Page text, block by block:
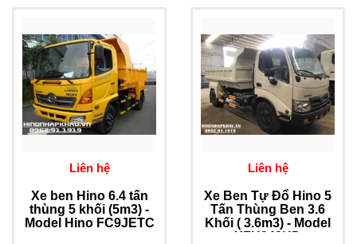
Liên hệ
Xe ben Hino 6.4 tấn
thùng 5 khối (5m3) -
Model Hino FC9JETC
Liên hệ
Xe Ben Tự Đổ Hino 5
Tấn Thùng Ben 3.6
Khối ( 3.6m3) - Model
XZU342HD